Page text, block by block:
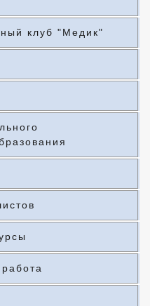
клуб "Медик"